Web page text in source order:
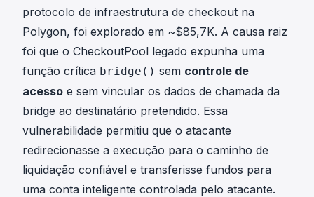
protocolo de infraestrutura de checkout na
Polygon, foi explorado em ~$85,7K. A causa raiz
foi que o CheckoutPool legado expunha uma
função crítica bridge() sem controle de
acesso e sem vincular os dados de chamada da
bridge ao destinatário pretendido. Essa
vulnerabilidade permitiu que o atacante
redirecionasse a execução para o caminho de
liquidação confiável e transferisse fundos para
uma conta inteligente controlada pelo atacante.